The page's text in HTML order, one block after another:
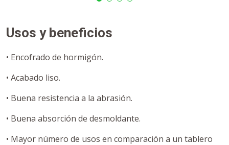
Usos y beneficios
• Encofrado de hormigón.
• Acabado liso.
• Buena resistencia a la abrasión.
• Buena absorción de desmoldante.
• Mayor número de usos en comparación a un tablero